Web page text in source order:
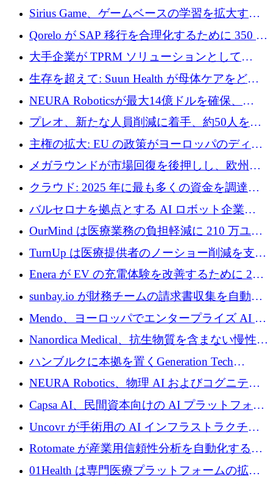
速するために150万ユーロを調達
Sirius Game、ゲームベースの学習を拡大する
ために 130 万ユーロの資金調達を完了
Qorelo が SAP 移行を合理化するために 350 万
ドルを調達
大手企業が TPRM ソリューションとして
Vanta を選択する理由
生存を超えて: Suun Health が母体ケアをどの
ように再考しているか
NEURA Roboticsが最大14億ドルを確保、
Bending Spoonsが米国IPOを申請、英国首相が
4億ポンドのチップ計画を発表
プレオ、新たな人員削減に着手、約50人を解
雇
主権の拡大: EU の政策がヨーロッパのディー
プテック戦略をどのように再構築しているか
メガラウンドが市場回復を後押しし、欧州の
ハイテク資金調達は5月に105億ユーロに回復
クラウド: 2025 年に最も多くの資金を調達し
た 10 社
バルセロナを拠点とする AI ロボット企業
Theker が 8,500 万ドルを調達
OurMind は医療業務の負担軽減に 210 万ユー
ロを寄付
TurnUp は医療提供者のノーショー削減を支援
するために 200 万ユーロを調達
Enera が EV の充電体験を改善するために 200
万ドルを調達
sunbay.io が財務チームの請求書収集を自動化
するために 55 万ユーロを調達
Mendo、ヨーロッパでエンタープライズ AI 導
入を拡大するために 1,200 万ユーロを確保
Nanordica Medical、抗生物質を含まない慢性創
傷治療薬を市場に投入するために 160 万ユー
ロを調達
ハンブルクに本拠を置くGeneration Tech
Partnersが5,000万ユーロのAIロールアップファ
NEURA Robotics、物理 AI およびコグニティ
ブ ロボティクス プラットフォームを拡張する
ためにシリーズ C で最大 14 億ドルを確保
Capsa AI、民間資本向けの AI プラットフォー
ムを拡大するために 1,800 万ドルを調達
Uncovr が手術用の AI インフラストラクチャ
を構築するために 700 万ドルを調達
Rotomate が産業用信頼性分析を自動化するた
めに 210 万ユーロを調達
01Health は専門医療プラットフォームの拡大